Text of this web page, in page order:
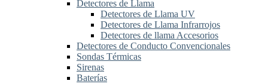
Detectores de Llama
Detectores de Llama UV
Detectores de Llama Infrarrojos
Detectores de llama Accesorios
Detectores de Conducto Convencionales
Sondas Térmicas
Sirenas
Baterías